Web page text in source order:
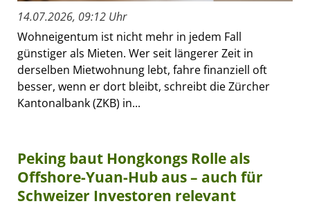
14.07.2026, 09:12 Uhr
Wohneigentum ist nicht mehr in jedem Fall
günstiger als Mieten. Wer seit längerer Zeit in
derselben Mietwohnung lebt, fahre finanziell oft
besser, wenn er dort bleibt, schreibt die Zürcher
Kantonalbank (ZKB) in...
Peking baut Hongkongs Rolle als
Offshore-Yuan-Hub aus – auch für
Schweizer Investoren relevant